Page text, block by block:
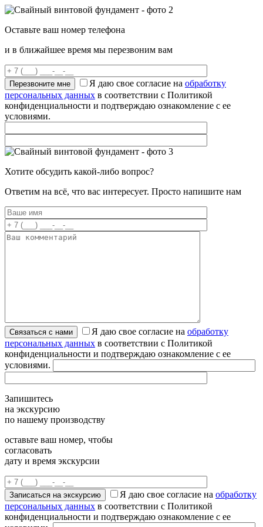
Оставьте ваш номер телефона
и в ближайшее время мы перезвоним вам
Я даю свое согласие на обработку
персональных данных в соответствии с Политикой
конфиденциальности и подтверждаю ознакомление с ее
условиями.
Хотите обсудить какой-либо вопрос?
Ответим на всё, что вас интересует. Просто напишите нам
Я даю свое согласие на обработку
персональных данных в соответствии с Политикой
конфиденциальности и подтверждаю ознакомление с ее
условиями.
Запишитесь
на экскурсию
по нашему производству
оставьте ваш номер, чтобы
согласовать
дату и время экскурсии
Я даю свое согласие на обработку
персональных данных в соответствии с Политикой
конфиденциальности и подтверждаю ознакомление с ее